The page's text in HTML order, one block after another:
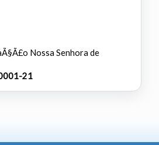
Nossa Senhora de
21